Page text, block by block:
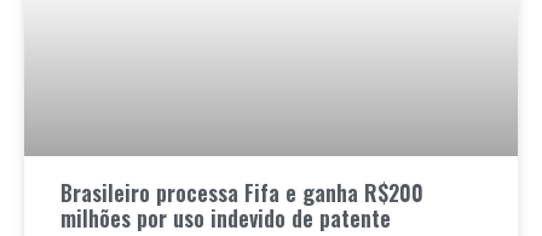
Brasileiro processa Fifa e ganha R$200
milhões por uso indevido de patente